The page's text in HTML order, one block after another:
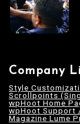
Company
Style
Scrollpoints
wpHoot Home
wpHoot Support
Magazine Lume